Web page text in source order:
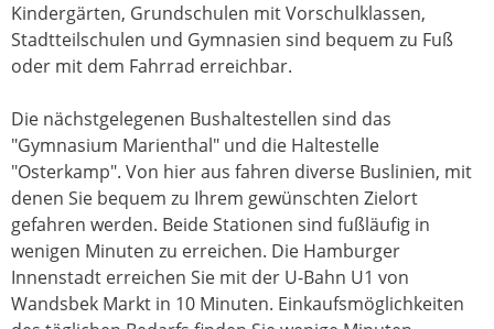
Kindergärten, Grundschulen mit Vorschulklassen,
Stadtteilschulen und Gymnasien sind bequem zu Fuß
oder mit dem Fahrrad erreichbar.
Die nächstgelegenen Bushaltestellen sind das
"Gymnasium Marienthal" und die Haltestelle
"Osterkamp". Von hier aus fahren diverse Buslinien, mit
denen Sie bequem zu Ihrem gewünschten Zielort
gefahren werden. Beide Stationen sind fußläufig in
wenigen Minuten zu erreichen. Die Hamburger
Innenstadt erreichen Sie mit der U-Bahn U1 von
Wandsbek Markt in 10 Minuten. Einkaufsmöglichkeiten